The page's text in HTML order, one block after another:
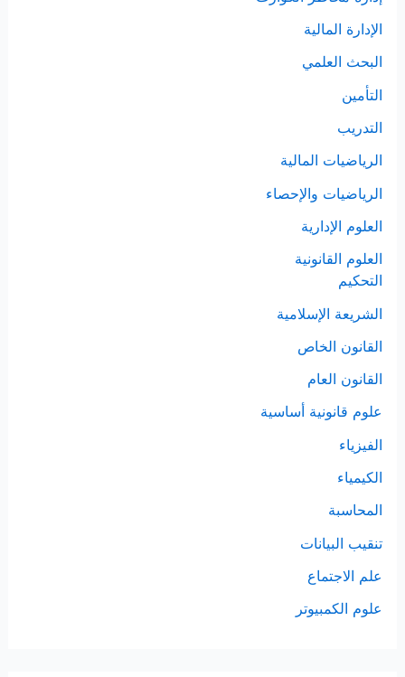
الإدارة المالية
البحث العلمي
التأمين
التدريب
الرياضيات المالية
الرياضيات والإحصاء
العلوم الإدارية
العلوم القانونية
التحكيم
الشريعة الإسلامية
القانون الخاص
القانون العام
علوم قانونية أساسية
الفيزياء
الكيمياء
المحاسبة
تنقيب البيانات
علم الاجتماع
علوم الكمبيوتر